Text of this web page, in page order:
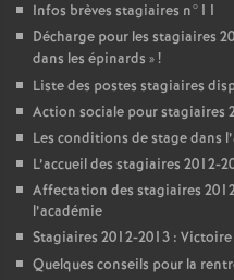
Infos brèves stagiaires n°11
Décharge pour les stagiaires
dans les épinards »!
Liste des postes stagiaires
Action sociale pour stagiaires
Les conditions de stage dans
L’accueil des stagiaires 2012-
Affectation des stagiaires
l’académie
Stagiaires 2012-2013 : Victoire
Quelques conseils pour la